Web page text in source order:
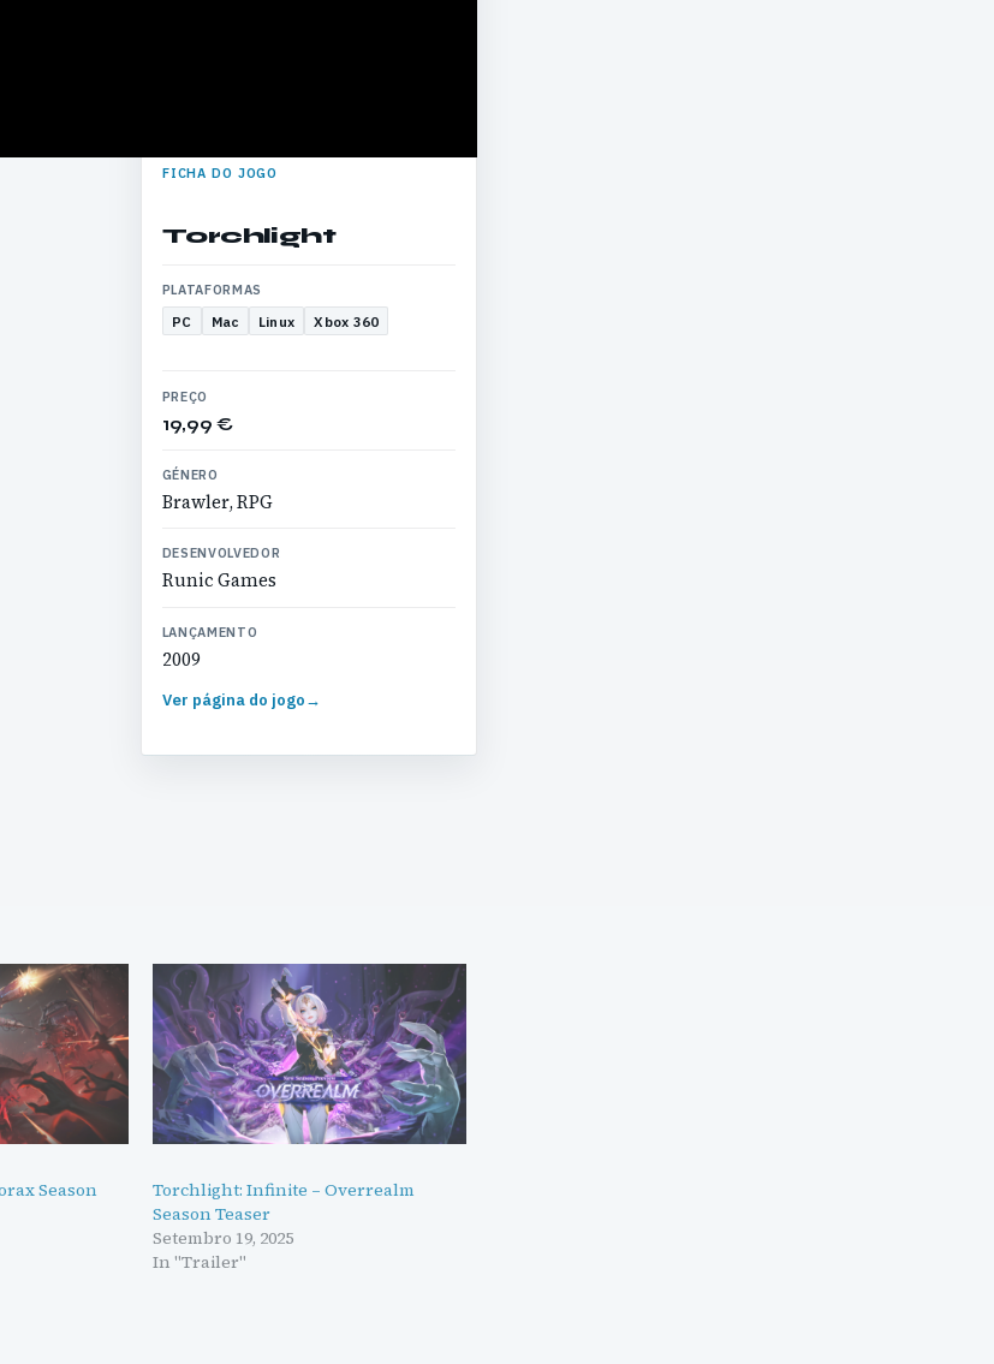
FICHA DO JOGO
Torchlight
PLATAFORMAS
PC Mac Linux Xbox 360
PREÇO
19,99 €
GÉNERO
Brawler, RPG
DESENVOLVEDOR
Runic Games
LANÇAMENTO
2009
Ver página do jogo→
Season
Torchlight: Infinite – Overrealm
Season Teaser
Setembro 19, 2025
In "Trailer"